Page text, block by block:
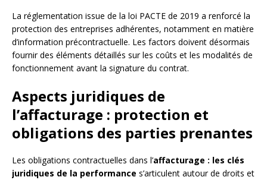
La réglementation issue de la loi PACTE de 2019 a renforcé la
protection des entreprises adhérentes, notamment en matière
d’information précontractuelle. Les factors doivent désormais
fournir des éléments détaillés sur les coûts et les modalités de
fonctionnement avant la signature du contrat.
Aspects juridiques de
l’affacturage : protection et
obligations des parties prenantes
Les obligations contractuelles dans l’affacturage : les clés
juridiques de la performance s’articulent autour de droits et